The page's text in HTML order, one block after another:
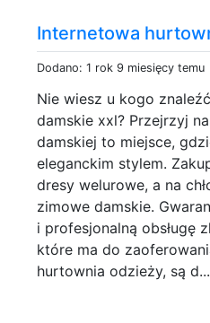
Internetowa
Dodano: 1 rok 9 miesięcy temu
Nie wiesz u kogo
damskie xxl? Przejrzyj
damskiej to miejsce,
eleganckim stylem.
dresy welurowe, a na
zimowe damskie.
i profesjonalną obsługę
które ma do
hurtownia odzieży, są d...